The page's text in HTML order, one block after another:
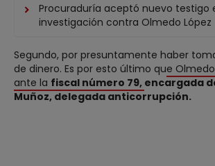
Procuraduría aceptó nuevo testigo
investigación contra Olmedo López
Segundo, por presuntamente haber
de dinero. Es por esto último que
ante la fiscal número 79, encargada
Muñoz, delegada anticorrupción.